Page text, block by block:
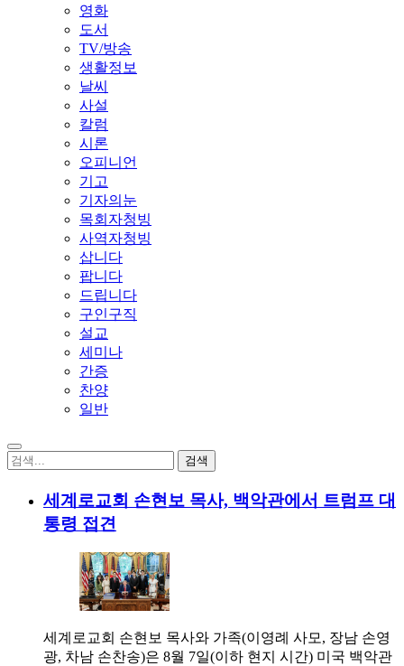
영화
도서
TV/방송
생활정보
날씨
사설
칼럼
시론
오피니언
기고
기자의눈
목회자청빙
사역자청빙
삽니다
팝니다
드립니다
구인구직
설교
세미나
간증
찬양
일반
세계로교회 손현보 목사, 백악관에서 트럼프 대
통령 접견
세계로교회 손현보 목사와 가족(이영례 사모, 장남 손영
광, 차남 손찬송)은 8월 7일(이하 현지 시간) 미국 백악관